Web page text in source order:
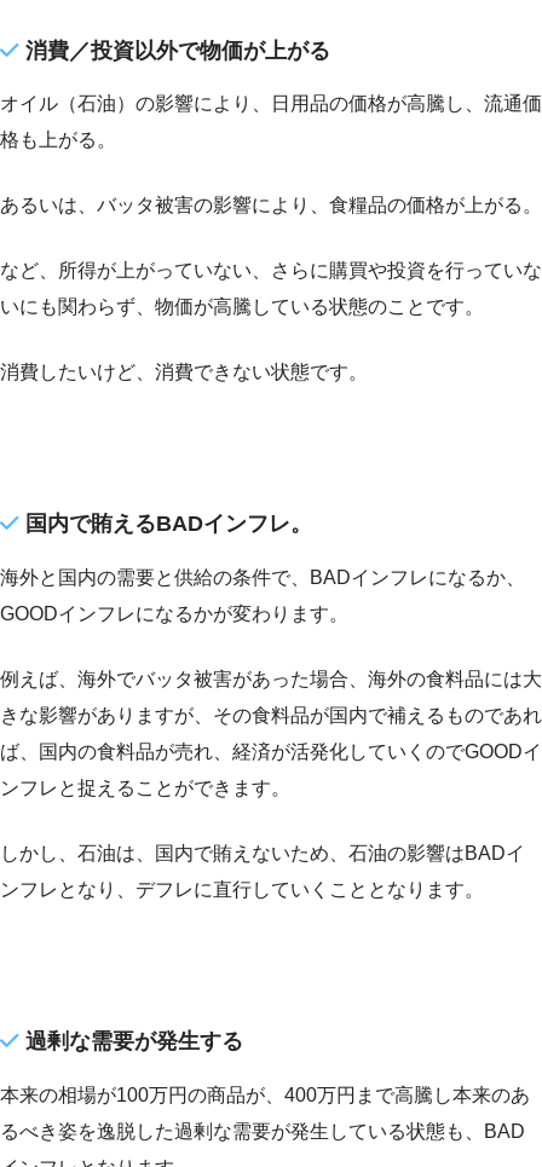
消費／投資以外で物価が上がる
オイル（石油）の影響により、日用品の価格が高騰し、流通価
格も上がる。
あるいは、バッタ被害の影響により、食糧品の価格が上がる。
など、所得が上がっていない、さらに購買や投資を行っていな
いにも関わらず、物価が高騰している状態のことです。
消費したいけど、消費できない状態です。
国内で賄えるBADインフレ。
海外と国内の需要と供給の条件で、BADインフレになるか、
GOODインフレになるかが変わります。
例えば、海外でバッタ被害があった場合、海外の食料品には大
きな影響がありますが、その食料品が国内で補えるものであれ
ば、国内の食料品が売れ、経済が活発化していくのでGOODイ
ンフレと捉えることができます。
しかし、石油は、国内で賄えないため、石油の影響はBADイ
ンフレとなり、デフレに直行していくこととなります。
過剰な需要が発生する
本来の相場が100万円の商品が、400万円まで高騰し本来のあ
るべき姿を逸脱した過剰な需要が発生している状態も、BAD